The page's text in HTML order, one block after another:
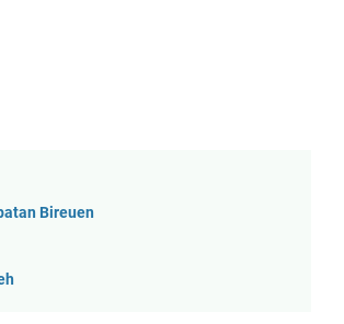
Bireuen